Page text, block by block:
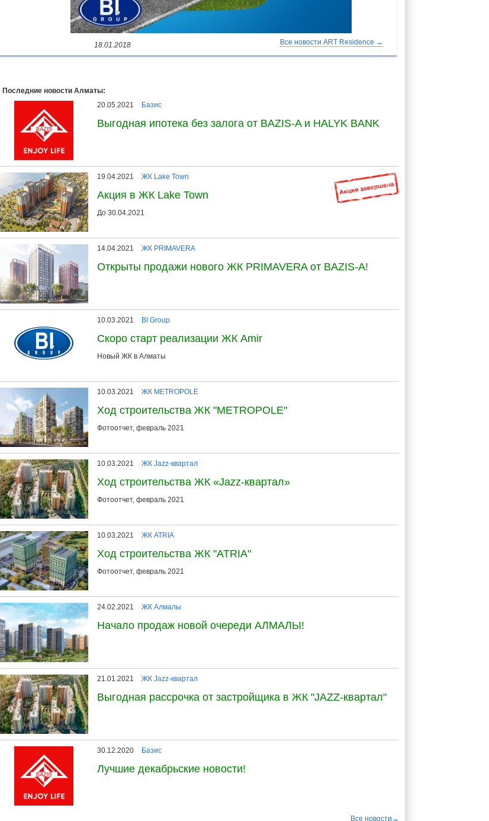
18.01.2018 Все новости ART Residence →
Последние новости Алматы:
20.05.2021
Базис
Выгодная ипотека без залога от BAZIS-A и HALYK BANK
19.04.2021 ЖК Lake Town
Акция в ЖК Lake Town
До 30.04.2021
14.04.2021 ЖК PRIMAVERA
Открыты продажи нового ЖК PRIMAVERA от BAZIS-A!
10.03.2021 BI Group
Скоро старт реализации ЖК Amir
Новый ЖК в Алматы
10.03.2021 ЖК METROPOLE
Ход строительства ЖК "METROPOLE"
Фотоотчет, февраль 2021
10.03.2021 ЖК Jazz-квартал
Ход строительства ЖК «Jazz-квартал»
Фотоотчет, февраль 2021
10.03.2021 ЖК ATRIA
Ход строительства ЖК "ATRIA"
Фотоотчет, февраль 2021
24.02.2021 ЖК Алмалы
Начало продаж новой очереди АЛМАЛЫ!
21.01.2021 ЖК Jazz-квартал
Выгодная рассрочка от застройщика в ЖК "JAZZ-квартал"
30.12.2020 Базис
Лучшие декабрьские новости!
Все новости→